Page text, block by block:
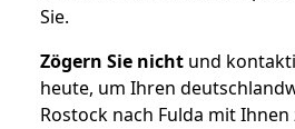
Sie.
Zögern Sie nicht und
heute, um Ihren
Rostock nach Fulda mit Ihnen